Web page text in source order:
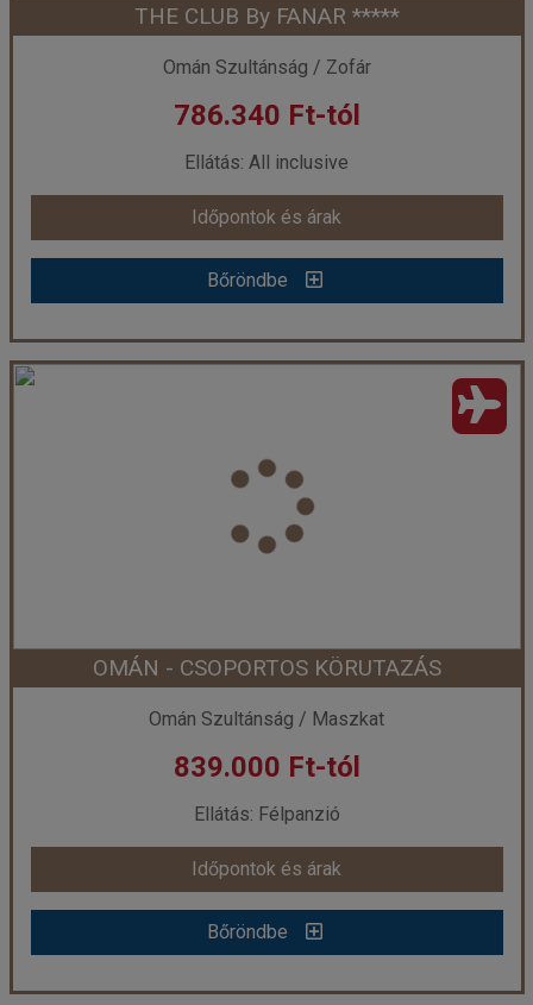
Időpont: 2026-10-16 | 7 éj
már 783.400 Ft-tól
Időpontok és árak
Bőröndbe
THE CLUB By FANAR *****
Omán Szultánság / Zofár
786.340 Ft-tól
Ellátás: All inclusive
Időpontok és árak
Bőröndbe
THE CLUB By FANAR *****
Város:Salalah
Utazás módja:
Repülővel
All inclusive
Szálláskategória: Hotel *****
Kétágyas szoba Classic Club
Időpont: 2026-12-04 | 7 éj
már 786.340 Ft-tól
Időpontok és árak
Bőröndbe
OMÁN - CSOPORTOS KÖRUTAZÁS
Omán Szultánság / Maszkat
839.000 Ft-tól
Ellátás: Félpanzió
Időpontok és árak
Bőröndbe